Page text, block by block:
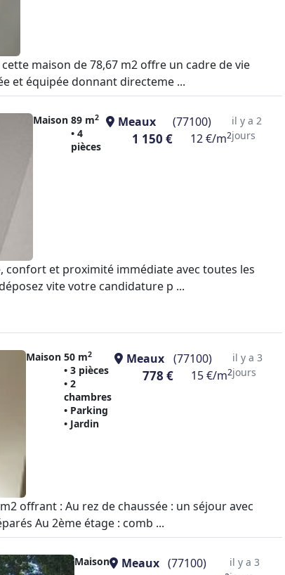
maison de 78,67 m2 offre un cadre de vie
et équipée donnant directeme ...
Maison 89 m2
• 4
pièces
Meaux
1 150 €
(77100)
12 €/m2
il y a 2
jours
confort et proximité immédiate avec toutes les
vite votre candidature p ...
Maison 50 m2
• 3 pièces
• 2
chambres
• Parking
• Jardin
Meaux
778 €
(77100)
15 €/m2
il y a 3
jours
offrant : Au rez de chaussée : un séjour avec
Au 2ème étage : comb ...
Maison Meaux (77100)
il y a 3